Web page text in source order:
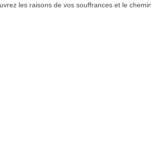
les raisons de vos souffrances et le